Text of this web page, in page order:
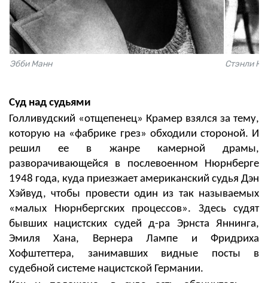
Эбби Манн Стэнли
Суд над судьями
Голливудский «отщепенец» Крамер взялся за тему,
которую на «фабрике грез» обходили стороной. И
решил ее в жанре камерной драмы,
разворачивающейся в послевоенном Нюрнберге
1948 года, куда приезжает американский судья Дэн
Хэйвуд, чтобы провести один из так называемых
«малых Нюрнбергских процессов». Здесь судят
бывших нацистских судей д-ра Эрнста Яннинга,
Эмиля Хана, Вернера Лампе и Фридриха
Хофштеттера, занимавших видные посты в
судебной системе нацистской Германии.